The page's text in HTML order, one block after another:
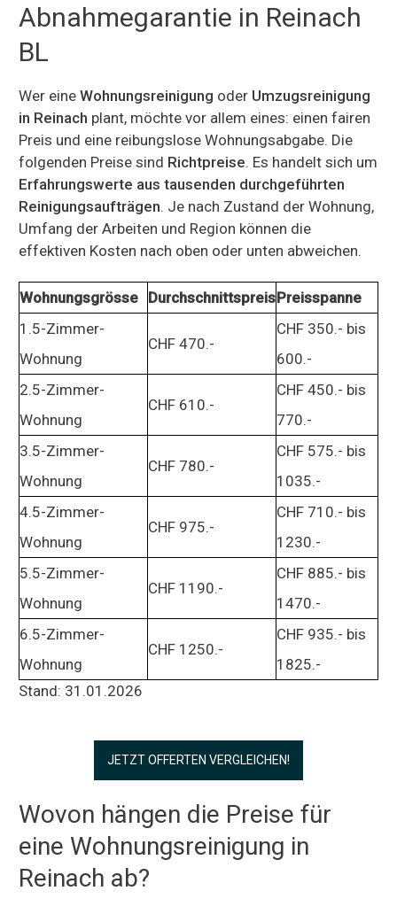
Abnahmegarantie in Reinach
BL
Wer eine Wohnungsreinigung oder Umzugsreinigung
in Reinach plant, möchte vor allem eines: einen fairen
Preis und eine reibungslose Wohnungsabgabe. Die
folgenden Preise sind Richtpreise. Es handelt sich um
Erfahrungswerte aus tausenden durchgeführten
Reinigungsaufträgen. Je nach Zustand der Wohnung,
Umfang der Arbeiten und Region können die
effektiven Kosten nach oben oder unten abweichen.
Wohnungsgrösse DurchschnittspreisPreisspanne
1.5-Zimmer-
Wohnung
CHF 470.-
CHF 350.- bis
600.-
2.5-Zimmer-
Wohnung
CHF 610.-
CHF 450.- bis
770.-
3.5-Zimmer-
Wohnung
CHF 780.-
CHF 575.- bis
1035.-
4.5-Zimmer-
Wohnung
CHF 975.-
CHF 710.- bis
1230.-
5.5-Zimmer-
Wohnung
CHF 1190.-
CHF 885.- bis
1470.-
6.5-Zimmer-
Wohnung
CHF 1250.-
CHF 935.- bis
1825.-
Stand: 31.01.2026
JETZT OFFERTEN VERGLEICHEN!
Wovon hängen die Preise für
eine Wohnungsreinigung in
Reinach ab?